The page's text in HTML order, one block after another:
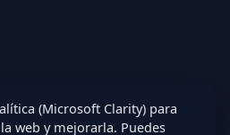
de iniciar el proyecto
(Microsoft Clarity) para
web y mejorarla. Puedes